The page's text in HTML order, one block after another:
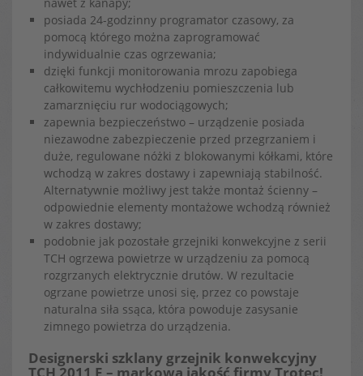
posiada 24-godzinny programator czasowy, za
pomocą którego można zaprogramować
indywidualnie czas ogrzewania;
dzięki funkcji monitorowania mrozu zapobiega
całkowitemu wychłodzeniu pomieszczenia lub
zamarznięciu rur wodociągowych;
zapewnia bezpieczeństwo – urządzenie posiada
niezawodne zabezpieczenie przed przegrzaniem i
duże, regulowane nóżki z blokowanymi kółkami, które
wchodzą w zakres dostawy i zapewniają stabilność.
Alternatywnie możliwy jest także montaż ścienny –
odpowiednie elementy montażowe wchodzą również
w zakres dostawy;
podobnie jak pozostałe grzejniki konwekcyjne z serii
TCH ogrzewa powietrze w urządzeniu za pomocą
rozgrzanych elektrycznie drutów. W rezultacie
ogrzane powietrze unosi się, przez co powstaje
naturalna siła ssąca, która powoduje zasysanie
zimnego powietrza do urządzenia.
Designerski szklany grzejnik konwekcyjny